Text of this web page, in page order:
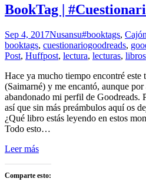
BookTag |
Sep 4, 2017Nusansu#booktags,
booktags, cuestionariogoodreads,
Post, Huffpost, lectura, lecturas, libros
Hace ya mucho tiempo encontré este
(Saimarné) y me encantó, aunque
abandonado mi perfil de Goodreads.
así que sin más preámbulos aquí os
¿Qué libro estás leyendo en estos
Todo esto…
Leer más
Comparte esto: